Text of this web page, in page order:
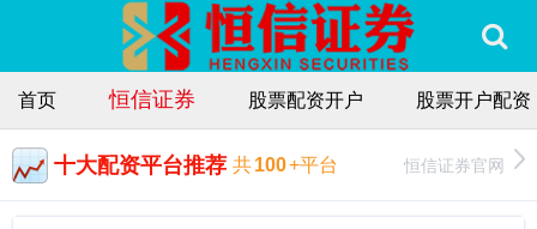
首页 恒信证券 股票配资开户 股票开户配资
十大配资平台推荐 共100+平台 恒信证券官网